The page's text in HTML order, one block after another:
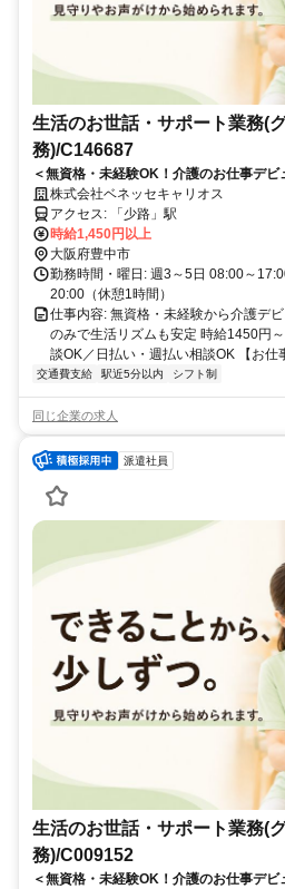
生活のお世話・サポート業務(
務)/C146687
＜無資格・未経験OK！介護のお仕事デ
などできることからスタート！夜勤なし
株式会社ベネッセキャリオス
アクセス: 「少路」駅
時給1,450円以上
大阪府豊中市
勤務時間・曜日: 週3～5日 08:00～
20:00（休憩1時間）
仕事内容: 無資格・未経験から介護デ
のみで生活リズムも安定 時給1450円
談OK／日払い・週払い相談OK 【お仕
交通費支給 駅近5分以内 シフト制
同じ企業の求人
派遣社員
生活のお世話・サポート業務(
務)/C009152
＜無資格・未経験OK！介護のお仕事デ